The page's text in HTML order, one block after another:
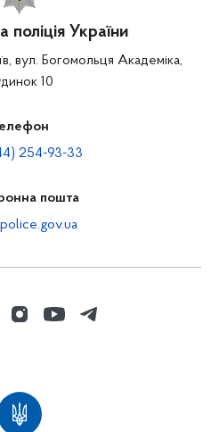
поліція України
вул. Богомольця Академіка,
10
254-93-33
пошта